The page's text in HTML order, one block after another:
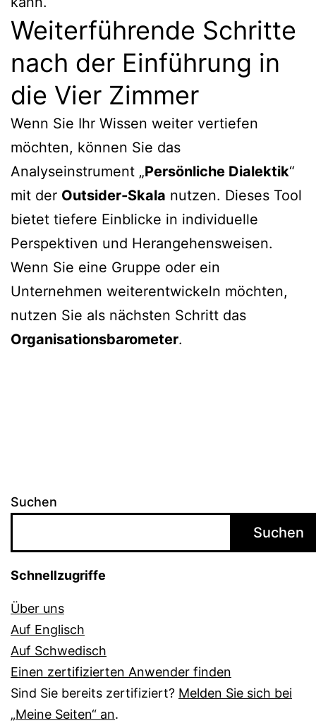
Weiterführende Schritte
nach der Einführung in
die Vier Zimmer
Wenn Sie Ihr Wissen weiter vertiefen
möchten, können Sie das
Analyseinstrument „Persönliche Dialektik“
mit der Outsider-Skala nutzen. Dieses Tool
bietet tiefere Einblicke in individuelle
Perspektiven und Herangehensweisen.
Wenn Sie eine Gruppe oder ein
Unternehmen weiterentwickeln möchten,
nutzen Sie als nächsten Schritt das
Organisationsbarometer.
Suchen
Suchen
Schnellzugriffe
Über uns
Auf Englisch
Auf Schwedisch
Einen zertifizierten Anwender finden
Sind Sie bereits zertifiziert? Melden Sie sich bei
„Meine Seiten“ an.